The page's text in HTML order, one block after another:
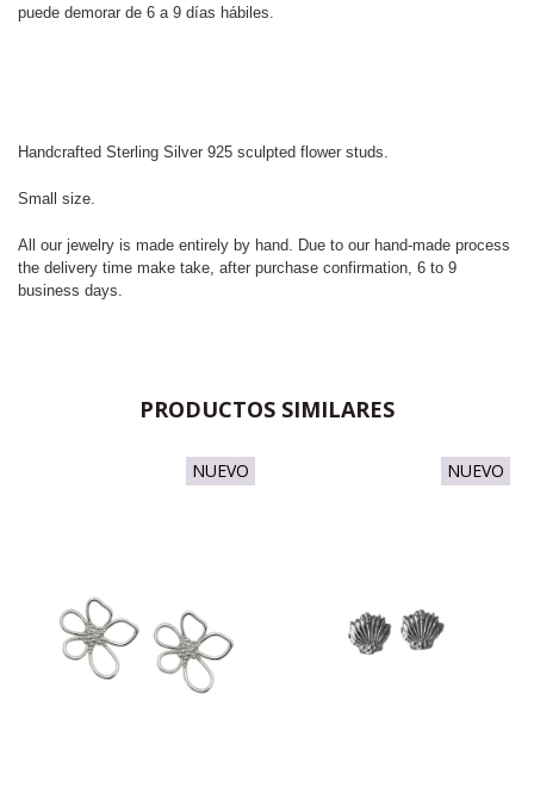
puede demorar de 6 a 9 días hábiles.
Handcrafted Sterling Silver 925 sculpted flower studs.
Small size.
All our jewelry is made entirely by hand. Due to our hand-made process
the delivery time make take, after purchase confirmation, 6 to 9
business days.
PRODUCTOS SIMILARES
NUEVO NUEVO